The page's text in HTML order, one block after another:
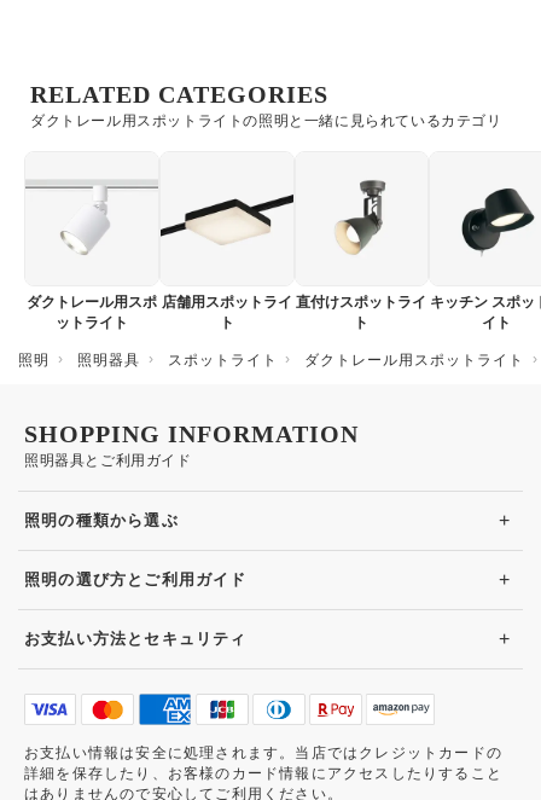
ダクトレール用スポットライトの照明と一緒に見られているカテゴリ
RELATED CATEGORIES
ダクトレール用スポ
ットライト
店舗用スポットライ
ト
直付けスポットライ
ト
キッチン スポッ
イト
照明 照明器具 スポットライト ダクトレール用スポットライト
照明器具とご利用ガイド
SHOPPING INFORMATION
照明の種類から選ぶ +
照明の選び方とご利用ガイド +
お支払い方法とセキュリティ +
お支払い情報は安全に処理されます。当店ではクレジットカードの
詳細を保存したり、お客様のカード情報にアクセスしたりすること
はありませんので安心してご利用ください。